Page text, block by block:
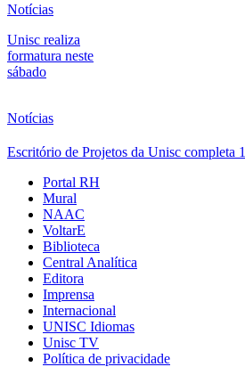
Notícias
Unisc realiza
formatura neste
sábado
Notícias
Escritório de Projetos da Unisc completa
Portal RH
Mural
NAAC
VoltarE
Biblioteca
Central Analítica
Editora
Imprensa
Internacional
UNISC Idiomas
Unisc TV
Política de privacidade